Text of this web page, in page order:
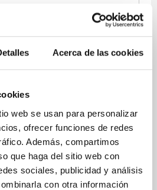
Acerca de las cookies
web se usan para personalizar
ofrecer funciones de redes
Además, compartimos
que haga del sitio web con
sociales, publicidad y análisis
con otra información
DEL MUELLE
INOXIDABLE
INOXIDABLE
LONGITUD=22 D1=8 CARRERA=2,7
F1 APROX. N=54
F2 APROX. N=100